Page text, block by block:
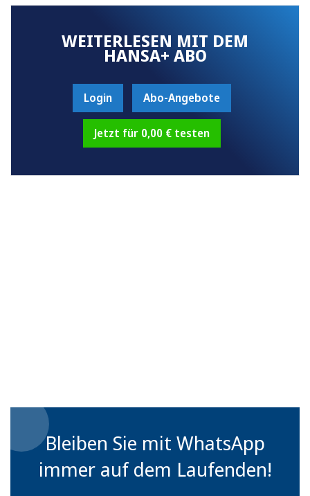
WEITERLESEN MIT DEM
HANSA+ ABO
Login Abo-Angebote
Jetzt für 0,00 € testen
Bleiben Sie mit WhatsApp
immer auf dem Laufenden!